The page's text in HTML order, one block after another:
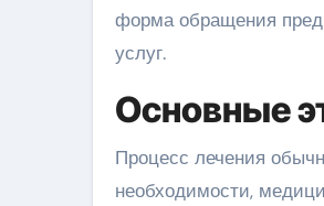
форма обращения
услуг.
Основные
Процесс лечения
необходимости,